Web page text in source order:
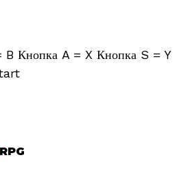
Кнопка A = X Кнопка S = Y
RPG